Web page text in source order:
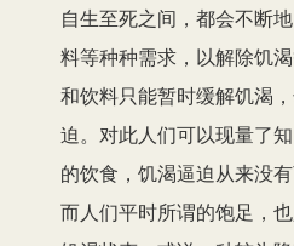
自生至死之间，都会不断
料等种种需求，以解除饥
和饮料只能暂时缓解饥渴
迫。对此人们可以现量了
的饮食，饥渴逼迫从来没
而人们平时所谓的饱足，